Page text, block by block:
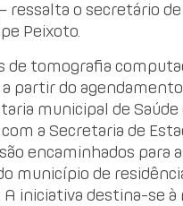
ressalta o secretário
Peixoto.
de tomografia
a partir do
municipal de Saúde
a Secretaria de
encaminhados para
município de
A iniciativa destina-se à